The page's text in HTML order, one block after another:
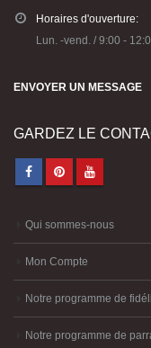
Horaires d'ouverture:
Lun. -vend. / 9:00 -
ENVOYER UN MESSAGE
GARDEZ LE
Qui sommes-nous
Mon Compte
Notre programme de
Notre programme de